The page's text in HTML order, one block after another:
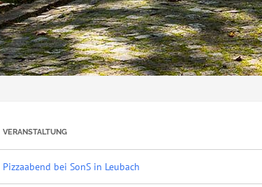
VERANSTALTUNG
Pizzaabend bei SonS in Leubach